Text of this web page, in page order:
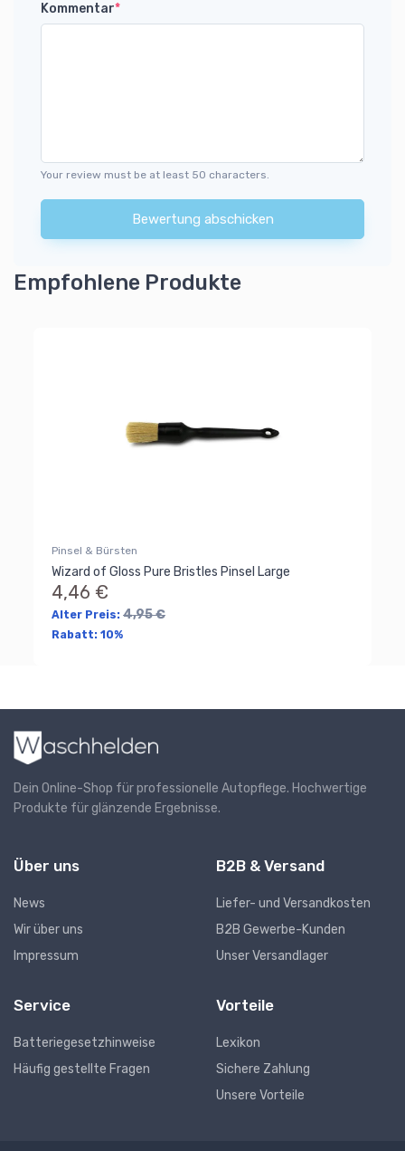
Kommentar*
Your review must be at least 50 characters.
Bewertung abschicken
Empfohlene Produkte
Pinsel & Bürsten
Wizard of Gloss Pure Bristles Pinsel Large
4,46 €
Alter Preis: 4,95 €
Rabatt: 10%
Dein Online-Shop für professionelle Autopflege. Hochwertige
Produkte für glänzende Ergebnisse.
Über uns
News
Wir über uns
Impressum
B2B & Versand
Liefer- und Versandkosten
B2B Gewerbe-Kunden
Unser Versandlager
Service
Batteriegesetzhinweise
Häufig gestellte Fragen
Vorteile
Lexikon
Sichere Zahlung
Unsere Vorteile